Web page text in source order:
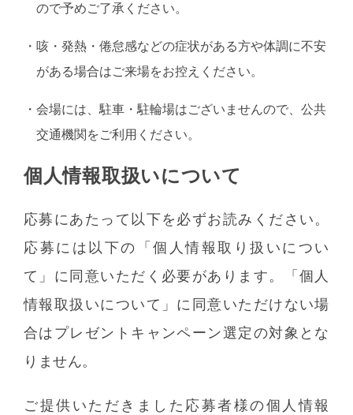
ので予めご了承ください。
・ 咳・発熱・倦怠感などの症状がある方や体調に不安
がある場合はご来場をお控えください。
・ 会場には、駐⾞・駐輪場はございませんので、公共
交通機関をご利⽤ください。
個人情報取扱いについて
応募にあたって以下を必ずお読みください。
応募には以下の「個人情報取り扱いについ
て」に同意いただく必要があります。「個人
情報取扱いについて」に同意いただけない場
合はプレゼントキャンペーン選定の対象とな
りません。
ご提供いただきました応募者様の個人情報